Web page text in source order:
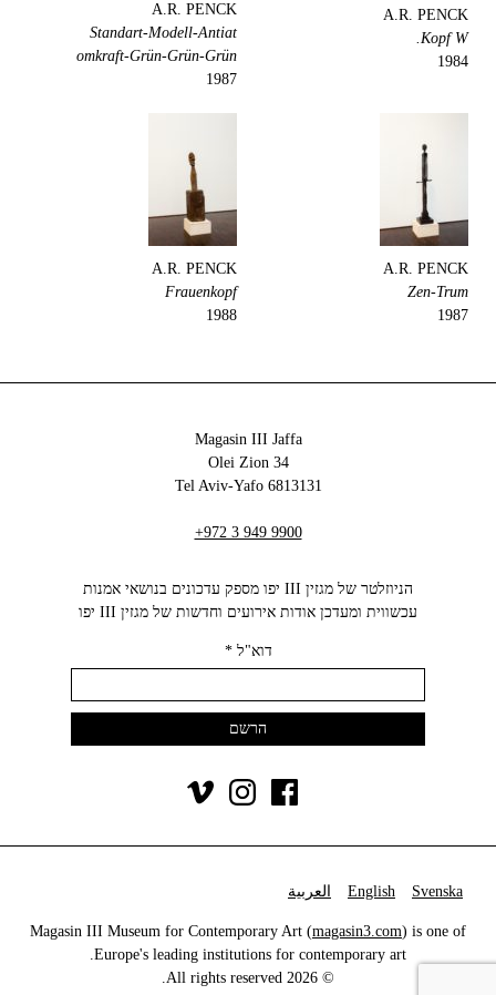
A.R. PENCK
Kopf W.
1984
A.R. PENCK
Standart-Modell-Antiat
omkraft-Grün-Grün-Grün
1987
A.R. PENCK
Zen-Trum
1987
A.R. PENCK
Frauenkopf
1988
Magasin III Jaffa
34 Olei Zion
6813131 Tel Aviv-Yafo
+972 3 949 9900
הניוזלטר של מגזין III יפו מספק עדכונים בנושאי אמנות
עכשווית ומעדכן אודות אירועים וחדשות של מגזין III יפו‬
דוא"ל*
Svenska
English العربية
Magasin III Museum for Contemporary Art (magasin3.com) is one of
Europe's leading institutions for contemporary art.
© 2026 All rights reserved.